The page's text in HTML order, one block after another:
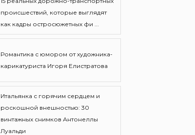
происшествий, которые выглядят
как кадры остросюжетных фи ...
Романтика с юмором от художника-
карикатуриста Игоря Елистратова
Итальянка с горячим сердцем и
роскошной внешностью: 30
винтажных снимков Антонеллы
Луальди